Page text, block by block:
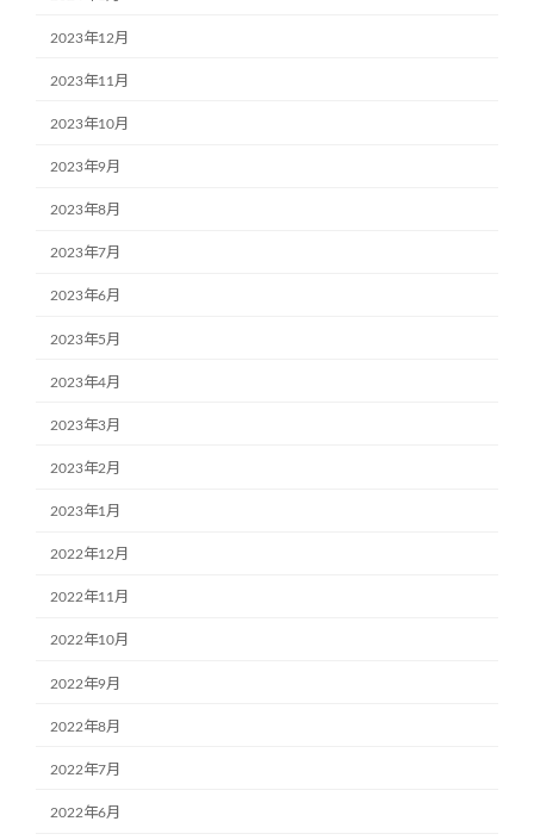
2023年12月
2023年11月
2023年10月
2023年9月
2023年8月
2023年7月
2023年6月
2023年5月
2023年4月
2023年3月
2023年2月
2023年1月
2022年12月
2022年11月
2022年10月
2022年9月
2022年8月
2022年7月
2022年6月